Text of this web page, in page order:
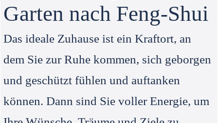
Garten nach Feng-Shui
Das ideale Zuhause ist ein Kraftort, an
dem Sie zur Ruhe kommen, sich geborgen
und geschützt fühlen und auftanken
können. Dann sind Sie voller Energie, um